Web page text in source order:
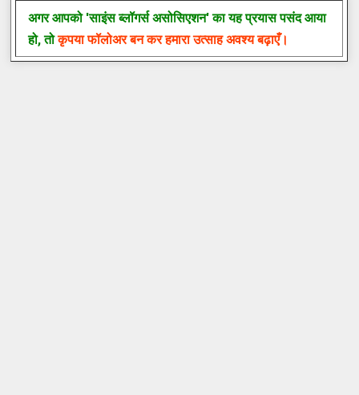
अगर आपको 'साइंस ब्लॉगर्स असोसिएशन'का यह प्रयास पसंद आया
हो, तोकृपया फॉलोअर बन कर हमारा उत्साह अवश्य बढ़ाएँ।